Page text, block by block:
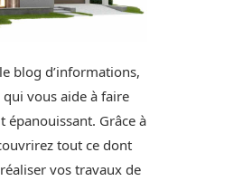
blog d’informations,
qui vous aide à faire
épanouissant. Grâce à
tout ce dont
vos travaux de